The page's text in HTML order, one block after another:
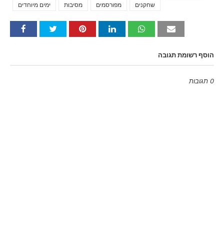
ימים מיוחדים
מסיבות מפורסמים שחקנים
הוסף רשומת תגובה
0 תגובות